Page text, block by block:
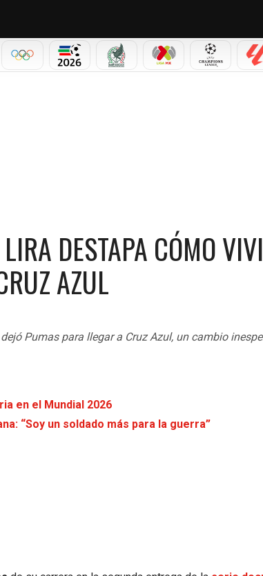
OLÍMPICOSMUNDIAL 2026SELECCIÓN MEXICANA
LIGA MX
DESTAPA CÓMO
AZUL
Pumas para llegar a Cruz Azul, un cambio
en el Mundial 2026
“Soy un soldado más para la guerra”